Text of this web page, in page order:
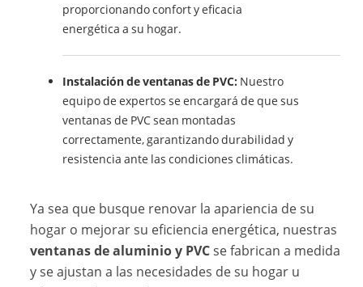
proporcionando confort y eficacia
energética a su hogar.
Instalación de ventanas de PVC: Nuestro
equipo de expertos se encargará de que sus
ventanas de PVC sean montadas
correctamente, garantizando durabilidad y
resistencia ante las condiciones climáticas.
Ya sea que busque renovar la apariencia de su
hogar o mejorar su eficiencia energética, nuestras
ventanas de aluminio y PVCse fabrican a medida
y se ajustan a las necesidades de su hogar u